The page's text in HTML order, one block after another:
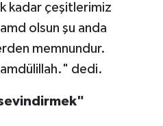
kadar çeşitlerimiz
olsun şu anda
memnundur.
dedi.
sevindirmek"